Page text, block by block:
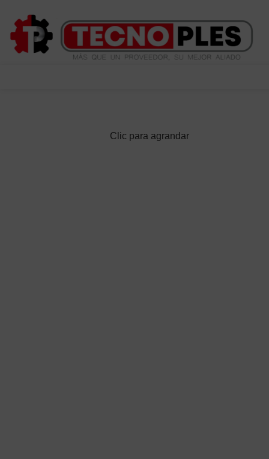
Clic para agrandar